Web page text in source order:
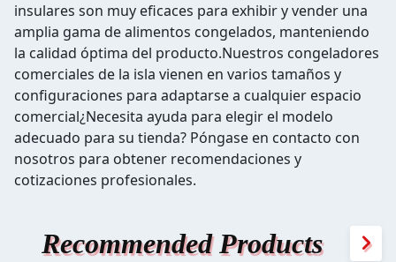
insulares son muy eficaces para exhibir y vender una
amplia gama de alimentos congelados, manteniendo
la calidad óptima del producto.Nuestros congeladores
comerciales de la isla vienen en varios tamaños y
configuraciones para adaptarse a cualquier espacio
comercial¿Necesita ayuda para elegir el modelo
adecuado para su tienda? Póngase en contacto con
nosotros para obtener recomendaciones y
cotizaciones profesionales.
Recommended Products